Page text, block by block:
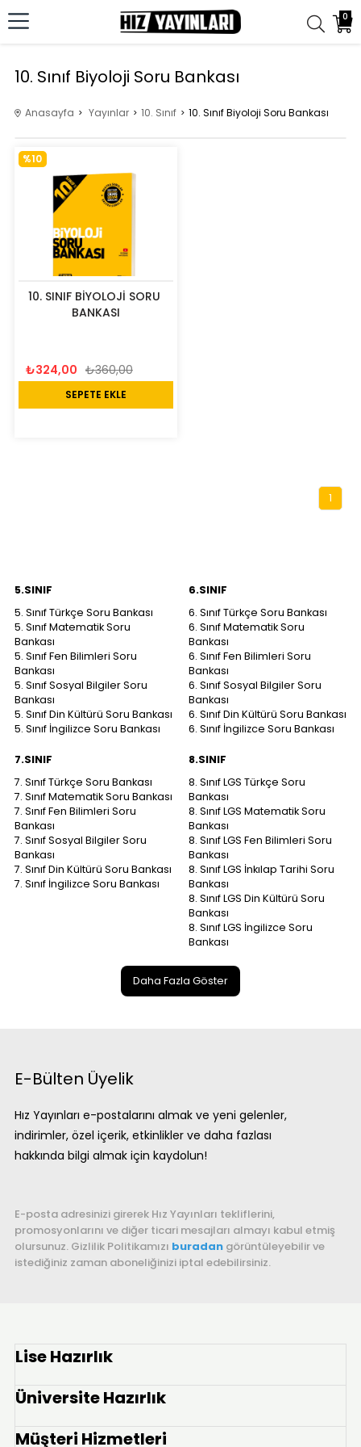
0
10. Sınıf Biyoloji Soru Bankası
Anasayfa Yayınlar 10. Sınıf 10. Sınıf Biyoloji Soru Bankası
10. SINIF BİYOLOJİ SORU
BANKASI
₺324,00 ₺360,00
SEPETE EKLE
%10
1
5.SINIF
5. Sınıf Türkçe Soru Bankası
5. Sınıf Matematik Soru
Bankası
5. Sınıf Fen Bilimleri Soru
Bankası
5. Sınıf Sosyal Bilgiler Soru
Bankası
5. Sınıf Din Kültürü Soru Bankası
5. Sınıf İngilizce Soru Bankası
6.SINIF
6. Sınıf Türkçe Soru Bankası
6. Sınıf Matematik Soru
Bankası
6. Sınıf Fen Bilimleri Soru
Bankası
6. Sınıf Sosyal Bilgiler Soru
Bankası
6. Sınıf Din Kültürü Soru Bankası
6. Sınıf İngilizce Soru Bankası
7.SINIF
7. Sınıf Türkçe Soru Bankası
7. Sınıf Matematik Soru Bankası
7. Sınıf Fen Bilimleri Soru
Bankası
7. Sınıf Sosyal Bilgiler Soru
Bankası
7. Sınıf Din Kültürü Soru Bankası
7. Sınıf İngilizce Soru Bankası
8.SINIF
8. Sınıf LGS Türkçe Soru
Bankası
8. Sınıf LGS Matematik Soru
Bankası
8. Sınıf LGS Fen Bilimleri Soru
Bankası
8. Sınıf LGS İnkılap Tarihi Soru
Bankası
8. Sınıf LGS Din Kültürü Soru
Bankası
8. Sınıf LGS İngilizce Soru
Bankası
Daha Fazla Göster
E-Bülten Üyelik
Hız Yayınları e-postalarını almak ve yeni gelenler,
indirimler, özel içerik, etkinlikler ve daha fazlası
hakkında bilgi almak için kaydolun!
E-posta adresinizi girerek Hız Yayınları tekliflerini,
promosyonlarını ve diğer ticari mesajları almayı kabul etmiş
olursunuz. Gizlilik Politikamızı buradan görüntüleyebilir ve
istediğiniz zaman aboneliğinizi iptal edebilirsiniz.
Lise Hazırlık
Üniversite Hazırlık
Müşteri Hizmetleri